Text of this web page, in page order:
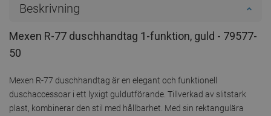
Beskrivning
Mexen R-77 duschhandtag 1-funktion, guld - 79577-
50
Mexen R-77 duschhandtag är en elegant och funktionell
duschaccessoar i ett lyxigt guldutförande. Tillverkad av slitstark
plast, kombinerar den stil med hållbarhet. Med sin rektangulära